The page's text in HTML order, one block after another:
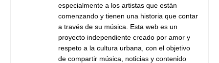
especialmente a los artistas que están
comenzando y tienen una historia que contar
a través de su música. Esta web es un
proyecto independiente creado por amor y
respeto a la cultura urbana, con el objetivo
de compartir música, noticias y contenido